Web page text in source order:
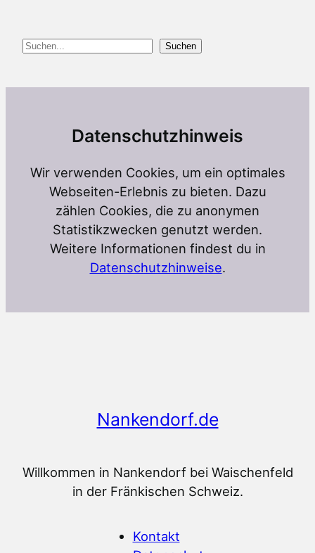
Suchen Suchen
Datenschutzhinweis
Wir verwenden Cookies, um ein optimales
Webseiten-Erlebnis zu bieten. Dazu
zählen Cookies, die zu anonymen
Statistikzwecken genutzt werden.
Weitere Informationen findest du in
Datenschutzhinweise.
Nankendorf.de
Willkommen in Nankendorf bei Waischenfeld
in der Fränkischen Schweiz.
Kontakt